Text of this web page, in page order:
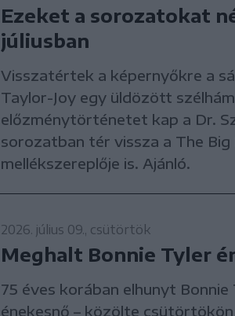
Ezeket a sorozatokat
júliusban
Visszatértek a képernyőkre a
Taylor-Joy egy üldözött
előzménytörténetet kap a Dr.
sorozatban tér vissza a The
mellékszereplője is. Ajánló.
2026. július 09., csütörtök
Meghalt Bonnie Tyler
75 éves korában elhunyt Bonnie
énekesnő – közölte